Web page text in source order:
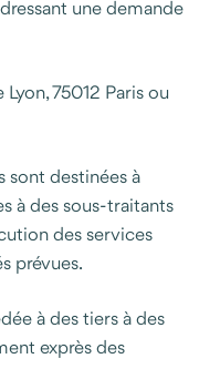
une demande
Lyon, 75012 Paris ou
sont destinées à
à des sous-traitants
des services
prévues.
à des tiers à des
exprès des